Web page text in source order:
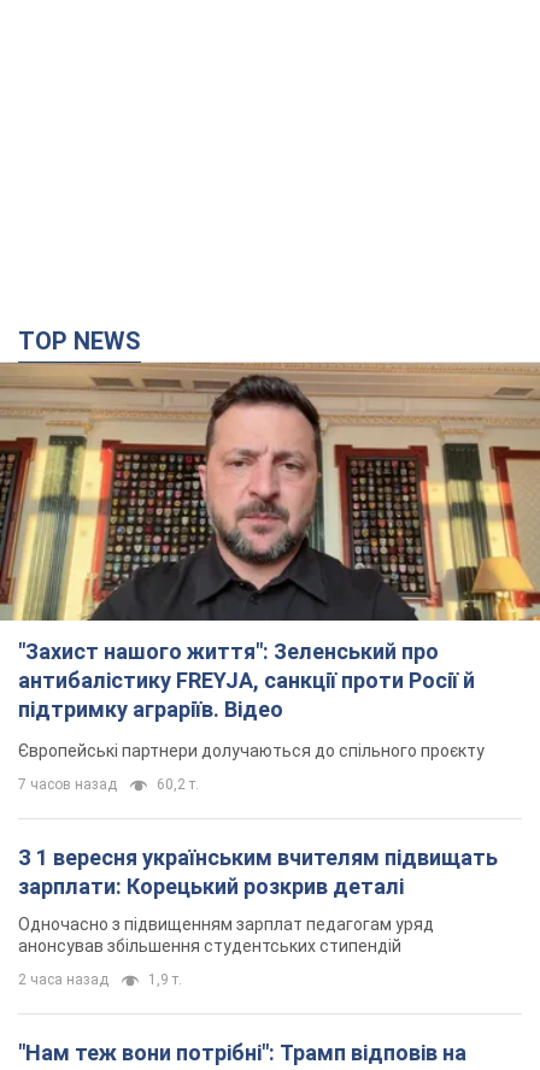
TOP NEWS
"Захист нашого життя": Зеленський про
антибалістику FREYJA, санкції проти Росії й
підтримку аграріїв. Відео
Європейські партнери долучаються до спільного проєкту
7 часов назад 60,2 т.
З 1 вересня українським вчителям підвищать
зарплати: Корецький розкрив деталі
Одночасно з підвищенням зарплат педагогам уряд
анонсував збільшення студентських стипендій
2 часа назад 1,9 т.
"Нам теж вони потрібні": Трамп відповів на